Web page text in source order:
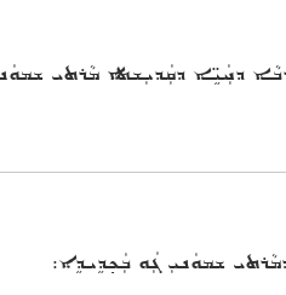
ܕܚܲܝܹ̈ܐ ܕܩܲܕܝܼܫܬܐ ܡܵܪܬܝ
ܫܡܘܿܢܝܼ ܓܲܘ ܒܲܟ݂ܕܹܝܕܹܐ: